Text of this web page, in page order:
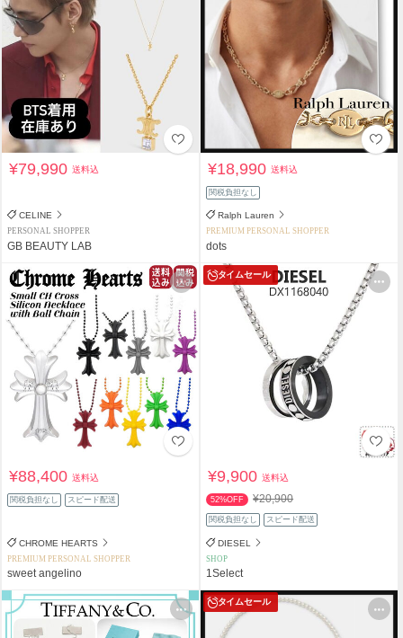
¥79,990送料込
CELINE
PERSONAL SHOPPER
GB BEAUTY LAB
¥18,990送料込
関税負担なし
Ralph Lauren
PREMIUM PERSONAL SHOPPER
dots
¥88,400送料込
関税負担なし スピード配送
CHROME HEARTS
PREMIUM PERSONAL SHOPPER
sweet angelino
タイムセール
¥9,900送料込
52%OFF ¥20,900
関税負担なし スピード配送
DIESEL
SHOP
1Select
タイムセール